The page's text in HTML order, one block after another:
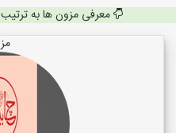
معرفی مزون ها به